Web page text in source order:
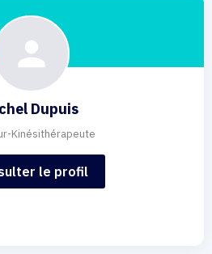
Dupuis
Kinésithérapeute
le profil